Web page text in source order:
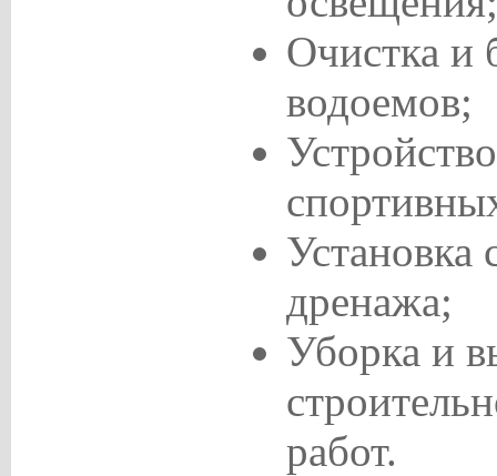
Очистка и
водоемов;
Установка
дренажа;
Уборка и
работ.